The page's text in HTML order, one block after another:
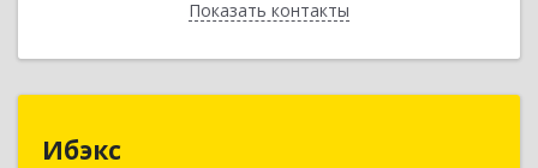
Показать контакты
Назад
Ибэкс